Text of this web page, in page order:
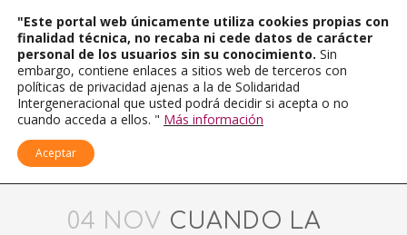
04 NOV CUANDO LA
"Este portal web únicamente utiliza cookies propias con
finalidad técnica, no recaba ni cede datos de carácter
personal de los usuarios sin su conocimiento. Sin
embargo, contiene enlaces a sitios web de terceros con
políticas de privacidad ajenas a la de Solidaridad
Intergeneracional que usted podrá decidir si acepta o no
cuando acceda a ellos. " Más información
Aceptar